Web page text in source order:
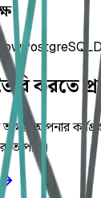
PostgreSQL
করতে
আপনার
পারি।